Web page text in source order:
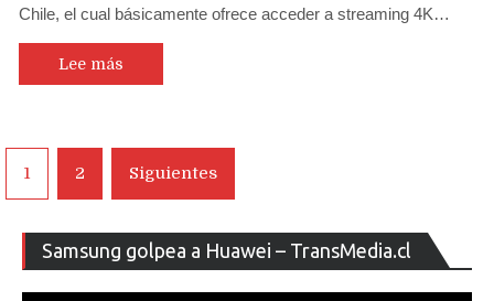
Chile, el cual básicamente ofrece acceder a streaming 4K…
Lee más
Navegación
de
entradas
1 2 Siguientes
Samsung golpea a Huawei – TransMedia.cl
de